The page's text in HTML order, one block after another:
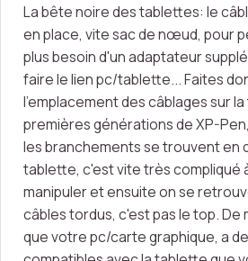
La bête noire des tablettes: le
en place, vite sac de nœud, pour
plus besoin d'un adaptateur
faire le lien pc/tablette... Faites
l'emplacement des câblages sur
premières générations de XP-
les branchements se trouvent en
tablette, c'est vite très compliqué
manipuler et ensuite on se
câbles tordus, c'est pas le top. De
que votre pc/carte graphique, a